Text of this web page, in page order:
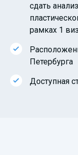
сдать
рамках 1
Петербурга
Доступная